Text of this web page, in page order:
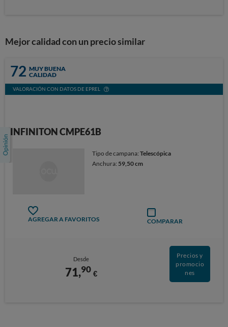
Mejor calidad con un precio similar
72 MUY BUENA
CALIDAD
VALORACIÓN CON DATOS DE EPREL
INFINITON CMPE61B
Tipo de campana:Telescópica
Anchura: 59,50 cm
AGREGAR A FAVORITOS COMPARAR
Desde
71,90 €
Precios y
promocio
nes